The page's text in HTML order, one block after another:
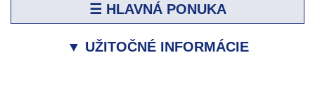
☰ HLAVNÁ PONUKA
▼ UŽITOČNÉ INFORMÁCIE